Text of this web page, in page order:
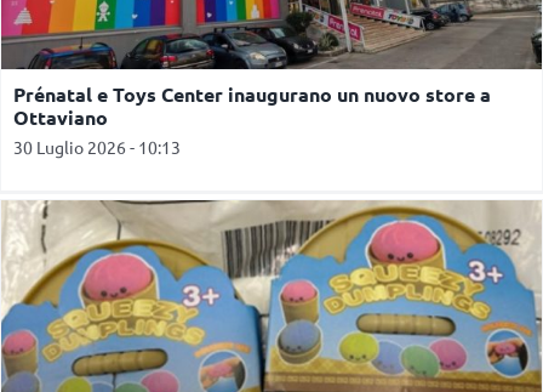
Prénatal e Toys Center inaugurano un nuovo store a
Ottaviano
30 Luglio 2026 - 10:13